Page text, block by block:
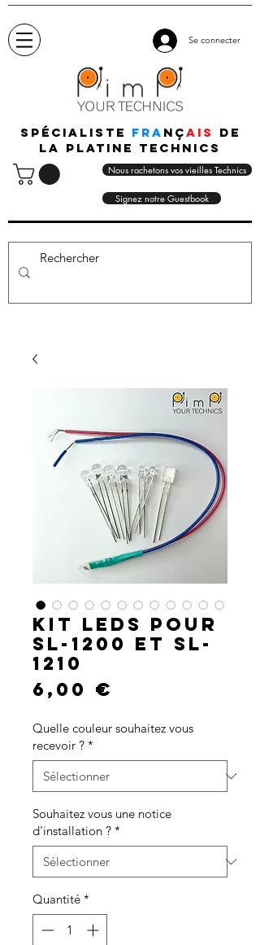
Se connecter
Spécialiste fra nçais
de
la platine technics
Nous rachetons vos vieilles Technics
Signez notre Guestbook
Kit leds pour
SL-1200 et SL-
1210
6,00 €
Quelle couleur souhaitez vous
recevoir ? *
Souhaitez vous une notice
d'installation ? *
Quantité *